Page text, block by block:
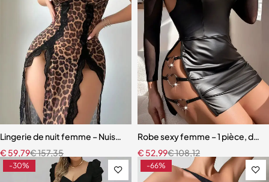
Lingerie de nuit femme – Nuisette léopard avec garniture en
€157,35
€ 59,79
Robe sexy femme – 1 pièce,
€108,12
€ 52,99
-30% -66%